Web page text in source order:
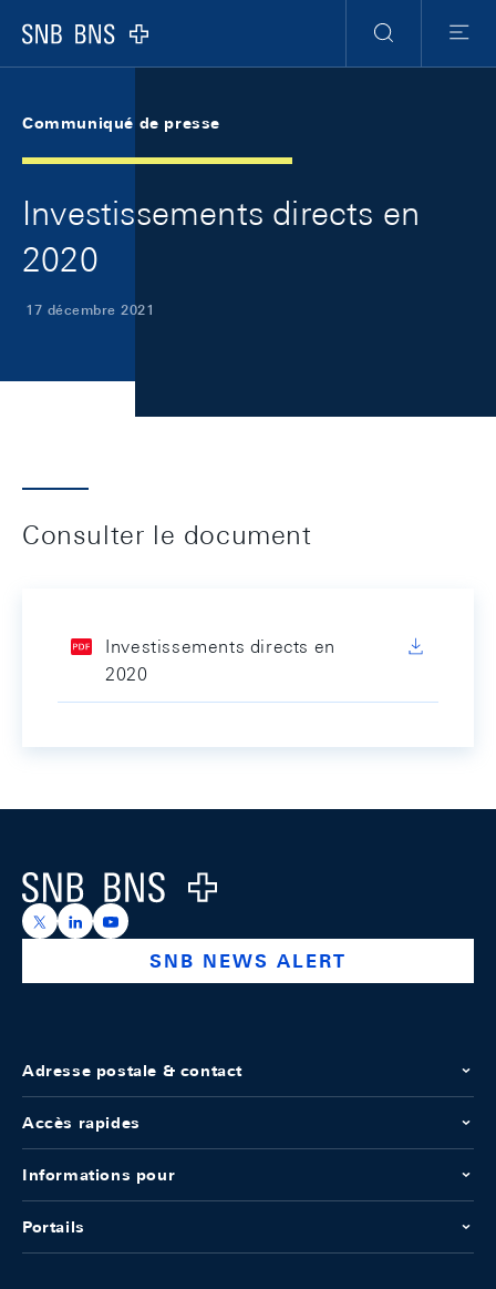
Logo
RechercheMenu
Communiqué de presse
Investissements directs en
2020
17 décembre 2021
Consulter le document
Investissements directs en
2020
Logo
https://x.com/snb_bns
https://ch.linkedin.com/company/swiss-national-
https://www.youtube.com/@swissnationalbank
SNB NEWS ALERT
Adresse postale & contact
Accès rapides
Informations pour
Portails